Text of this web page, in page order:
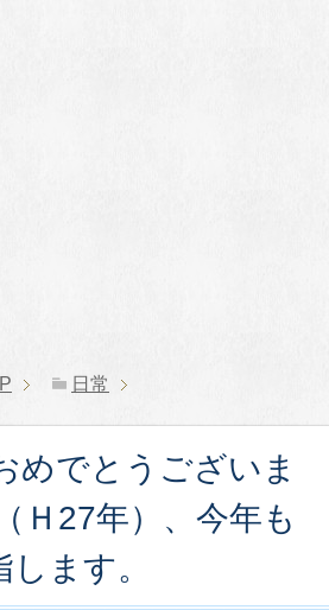
日常
めでとうございま
Ｈ27年）、今年も
ます。